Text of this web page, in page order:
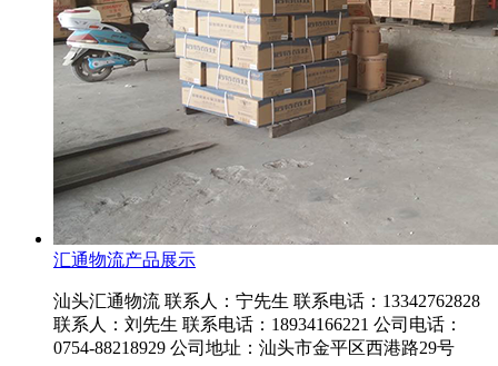
汇通物流产品展示
汕头汇通物流 联系人：宁先生 联系电话：13342762828
联系人：刘先生 联系电话：18934166221 公司电话：
0754-88218929 公司地址：汕头市金平区西港路29号